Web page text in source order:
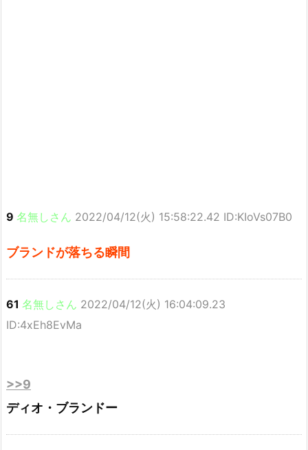
9 名無しさん 2022/04/12(火) 15:58:22.42 ID:KIoVs07B0
ブランドが落ちる瞬間
61 名無しさん 2022/04/12(火) 16:04:09.23
ID:4xEh8EvMa
>>9
ディオ・ブランドー